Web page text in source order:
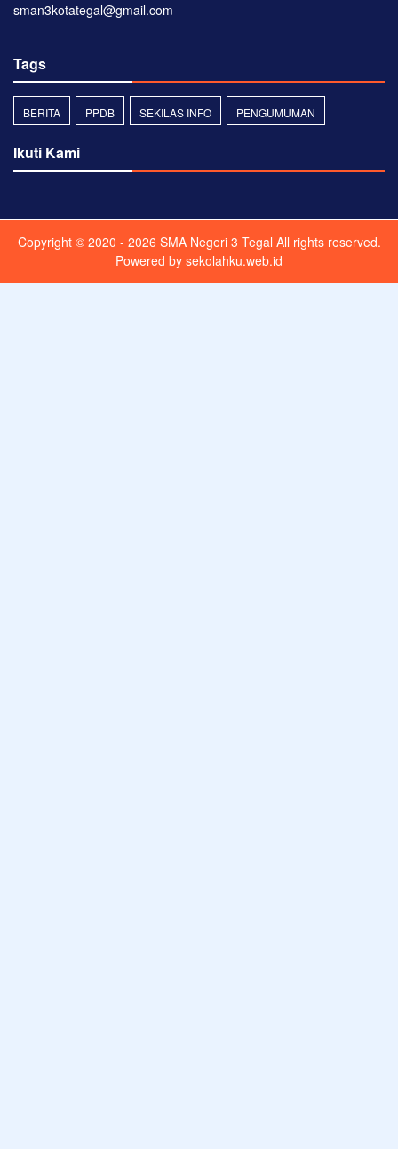
sman3kotategal@gmail.com
Tags
BERITA PPDB SEKILAS INFO PENGUMUMAN
Ikuti Kami
Copyright © 2020 - 2026 SMA Negeri 3 Tegal All rights reserved.
Powered by sekolahku.web.id